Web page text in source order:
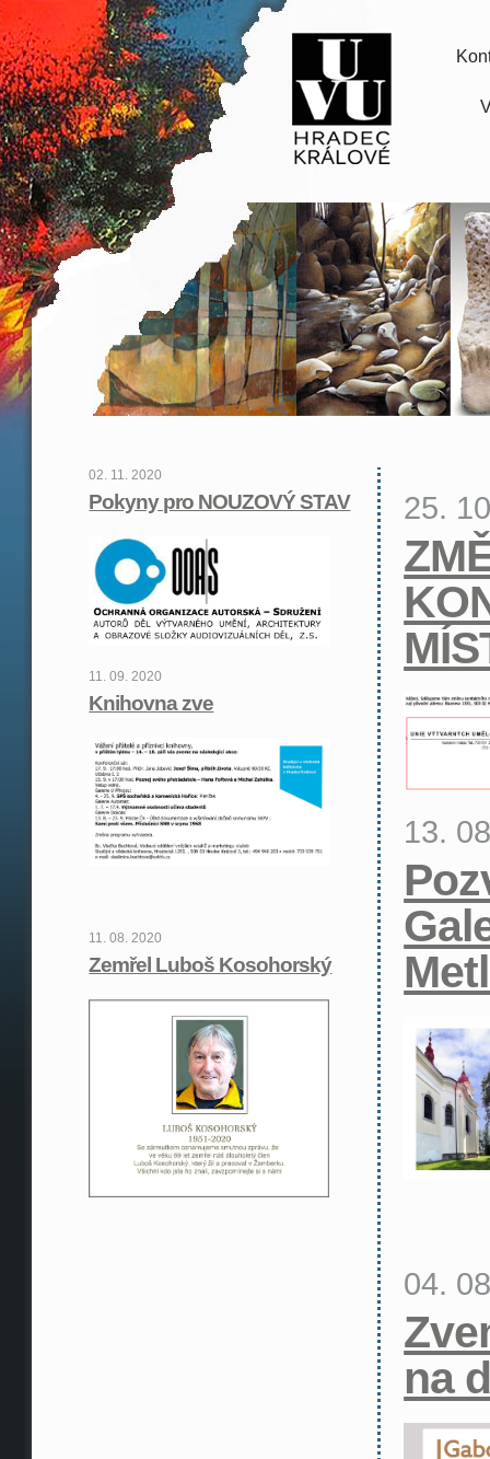
02. 11. 2020
Pokyny pro NOUZOVÝ STAV
11. 09. 2020
Knihovna zve
11. 08. 2020
Zemřel Luboš Kosohorský
25.
13.
04.
na